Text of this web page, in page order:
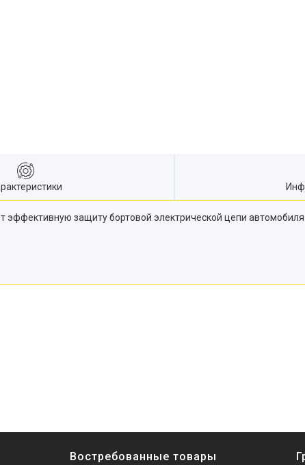
защиту бортовой электрической цепи
Востребованные товары